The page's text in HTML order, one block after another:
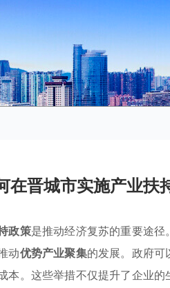
在晋城市实施产业扶
政策是推动经济复苏的重要途
动优势产业聚集的发展。政府可
本。这些举措不仅提升了企业